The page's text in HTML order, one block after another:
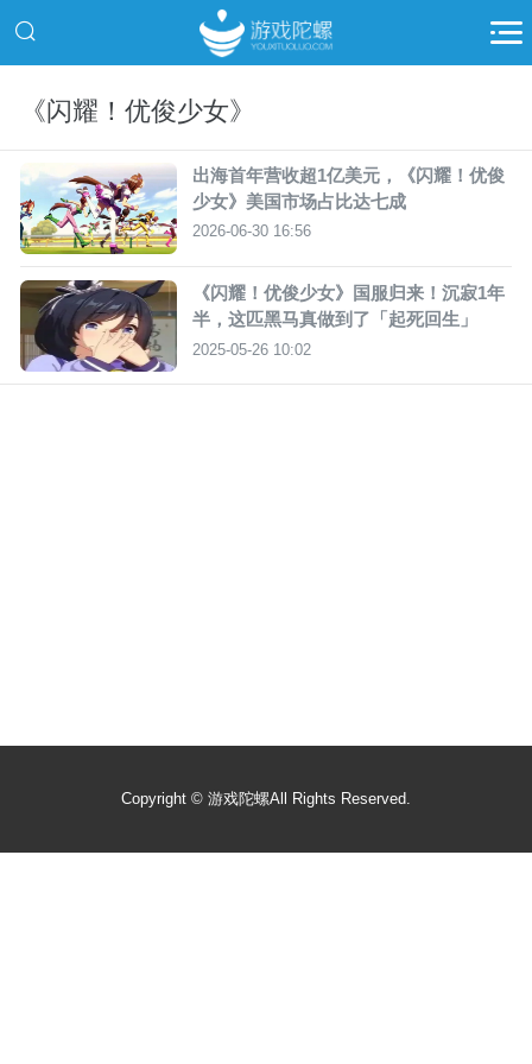
《闪耀！优俊少女》
出海首年营收超1亿美元，《闪耀！优俊
少女》美国市场占比达七成
2026-06-30 16:56
《闪耀！优俊少女》国服归来！沉寂1年
半，这匹黑马真做到了「起死回生」
2025-05-26 10:02
Copyright © 游戏陀螺All Rights Reserved.